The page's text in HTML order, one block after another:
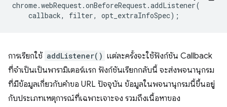
chrome.webRequest.onBeforeRequest.addListener(
callback, filter, opt_extraInfoSpec);
การเรียกใช้ addListener() แต่ละครั้งจะใช้ฟังก์ชัน Callback
ที่จำเป็นเป็นพารามิเตอร์แรก ฟังก์ชันเรียกกลับนี้ จะส่งพจนานุกรม
ที่มีข้อมูลเกี่ยวกับคำขอ URL ปัจจุบัน ข้อมูลในพจนานุกรมนี้ขึ้นอยู่
กับประเภทเหตุการณ์ที่เฉพาะเจาะจง รวมถึงเนื้อหาของ